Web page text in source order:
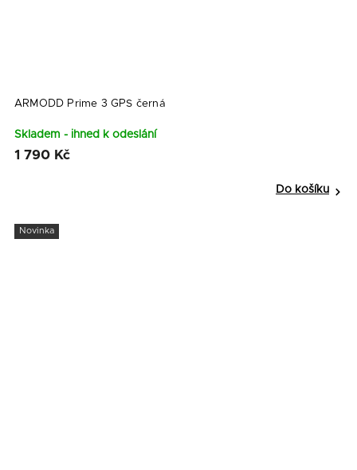
ARMODD Prime 3 GPS černá
Skladem - ihned k odeslání
1 790 Kč
Do košíku
Novinka